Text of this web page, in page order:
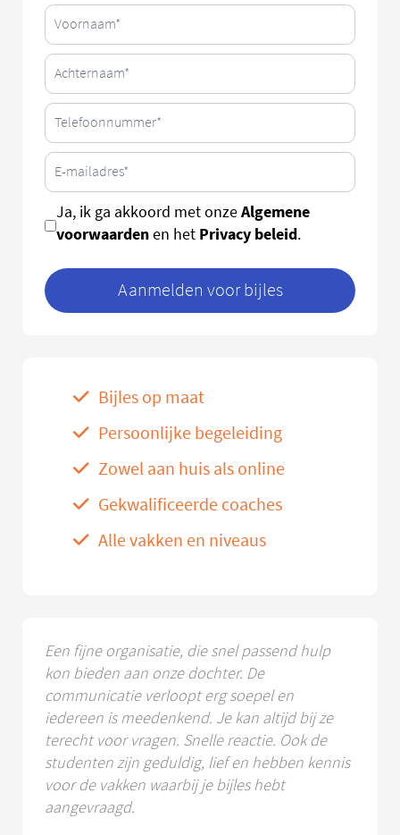
Ja, ik ga akkoord met onzeAlgemene
voorwaardenen het Privacy beleid.
Aanmelden voor bijles
Bijles op maat
Persoonlijke begeleiding
Zowel aan huis als online
Gekwalificeerde coaches
Alle vakken en niveaus
Een fijne organisatie, die snel passend hulp
kon bieden aan onze dochter. De
communicatie verloopt erg soepel en
iedereen is meedenkend. Je kan altijd bij ze
terecht voor vragen. Snelle reactie. Ook de
studenten zijn geduldig, lief en hebben kennis
voor de vakken waarbij je bijles hebt
aangevraagd.